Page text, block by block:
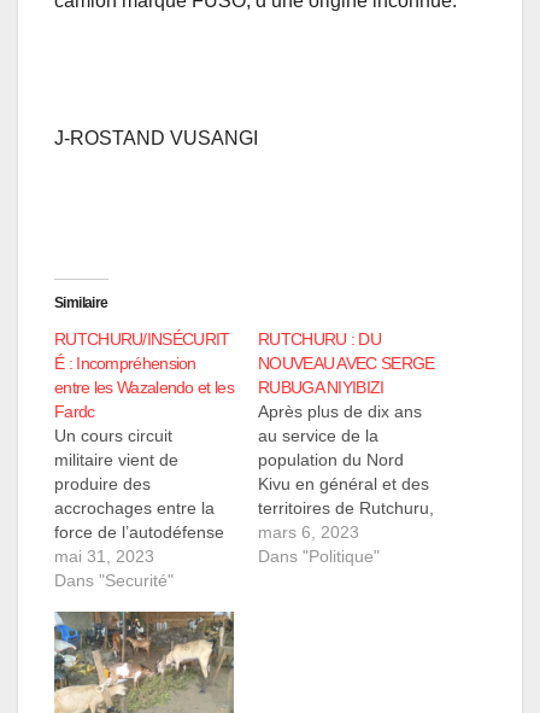
J-ROSTAND VUSANGI
Similaire
RUTCHURU/INSÉCURIT
É : Incompréhension
entre les Wazalendo et les
Fardc
Un cours circuit
militaire vient de
produire des
accrochages entre la
force de l’autodéfense
dite WAZALENDO,
alors base arrière et
militaire du territoire
national, et les FARDC,
force loyaliste de la
République
mai 31, 2023
Dans "Securité"
RUTCHURU : DU
NOUVEAU AVEC SERGE
RUBUGA NIYIBIZI
Après plus de dix ans
au service de la
population du Nord
Kivu en général et des
territoires de Rutchuru,
Nyiragongo et Masisi
en particulier, le citoyen
mars 6, 2023
Dans "Politique"